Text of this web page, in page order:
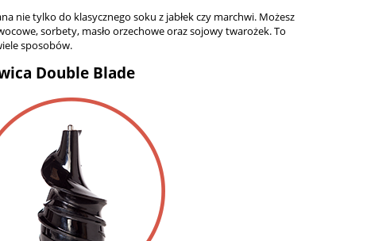
nie tylko do klasycznego soku z jabłek czy marchwi. Możesz
sorbety, masło orzechowe oraz sojowy twarożek. To
sposobów.
Double Blade